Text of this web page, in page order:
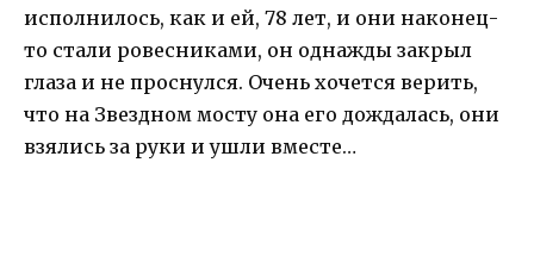
исполнилось, как и ей, 78 лет, и они наконец-
то стали ровесниками, он однажды закрыл
глаза и не проснулся. Очень хочется верить,
что на Звездном мосту она его дождалась, они
взялись за руки и ушли вместе…